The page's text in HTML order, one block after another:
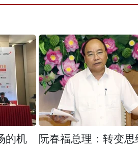
的机
阮春福总理：转变思